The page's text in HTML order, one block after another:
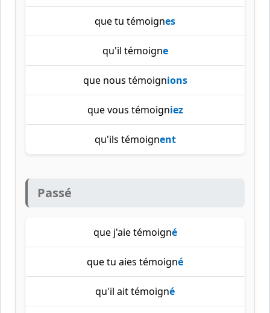
que tu témoignes
qu'il témoigne
que nous témoignions
que vous témoigniez
qu'ils témoignent
Passé
que j'aie témoigné
que tu aies témoigné
qu'il ait témoigné